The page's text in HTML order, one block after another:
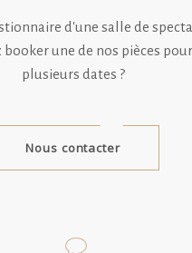
d'une salle de
une de nos pièces
plusieurs dates ?
Nous contacter